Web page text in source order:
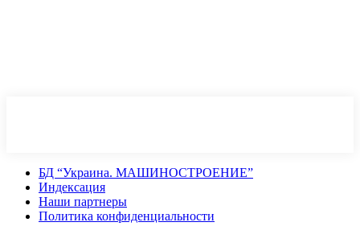
БД “Украина. МАШИНОСТРОЕНИЕ”
Индекcация
Наши партнеры
Политика конфиденциальности